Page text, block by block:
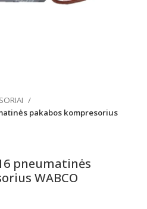
pakabos kompresorius
pneumatinės
WABCO